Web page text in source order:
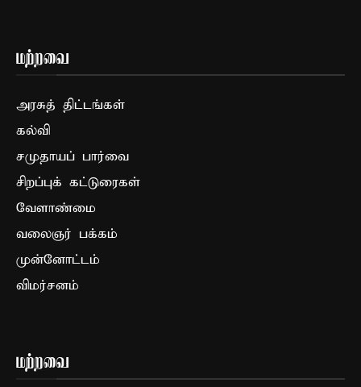
மற்றவை
அரசுத் திட்டங்கள்
கல்வி
சமுதாயப் பார்வை
சிறப்புக் கட்டுரைகள்
வேளாண்மை
வலைஞர் பக்கம்
முன்னோட்டம்
விமர்சனம்
மற்றவை